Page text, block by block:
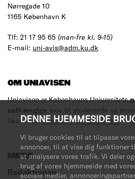
DENNE HJEMMESIDE
Vi bruger cookies til at tilpasse
annoncer, til at vise dig funktioner
at analysere vores trafik. Vi deler
brug af vores hjemmeside med
sociale medier,
Nørregade 10
1165 København K
Tlf: 21 17 95 65 (man-fre kl. 9-15)
E-mail: uni-avis@adm.ku.dk
OM UNIAVISEN
Uniavisen er Københavns Universitets
uafhængige avis til studerende og
læse med.Læs mere om avisen her.
MERE
Redaktionen